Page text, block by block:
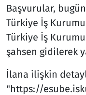
Başvurular,
Türkiye İş
Türkiye İş
şahsen gidilerek
İlana ilişkin
"https://